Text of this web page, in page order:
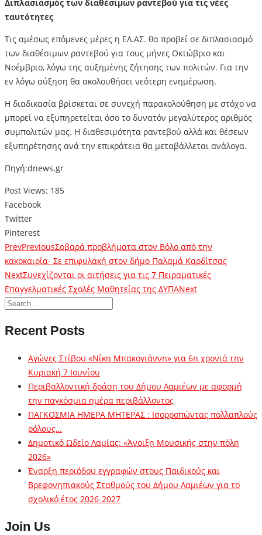
Διπλασιασμός των διαθέσιμων ραντεβού για τις νέες
ταυτότητες
Τις αμέσως επόμενες μέρες η ΕΛ.ΑΣ. θα προβεί σε διπλασιασμό
των διαθέσιμων ραντεβού για τους μήνες Οκτώβριο και
Νοέμβριο, λόγω της αυξημένης ζήτησης των πολιτών. Για την
εν λόγω αύξηση θα ακολουθήσει νεότερη ενημέρωση.
Η διαδικασία βρίσκεται σε συνεχή παρακολούθηση με στόχο να
μπορεί να εξυπηρετείται όσο το δυνατόν μεγαλύτερος αριθμός
συμπολιτών μας. Η διαθεσιμότητα ραντεβού αλλά και θέσεων
εξυπηρέτησης ανά την επικράτεια θα μεταβάλλεται ανάλογα.
Πηγή:dnews.gr
Post Views: 185
Facebook
Twitter
Pinterest
PrevPreviousΣοβαρά προβλήματα στον Βόλο από την
κακοκαιρία- Σε επιφυλακή στον δήμο Παλαμά Καρδίτσας
NextΣυνεχίζονται οι αιτήσεις για τις 7 Πειραματικές
Επαγγελματικές Σχολές Μαθητείας της ΔΥΠΑNext
Recent Posts
Αγώνες Στίβου «Νίκη Μπακογιάννη» για 6η χρονιά την
Κυριακή 7 Ιουνίου
Περιβαλλοντική δράση του Δήμου Λαμιέων με αφορμή
την παγκόσμια ημέρα περιβάλλοντος
ΠΑΓΚΟΣΜΙΑ ΗΜΕΡΑ ΜΗΤΕΡΑΣ : Ισορροπώντας πολλαπλούς
ρόλους…
Δημοτικό Ωδείο Λαμίας: «Άνοιξη Μουσικής στην πόλη
2026»
Έναρξη περιόδου εγγραφών στους Παιδικούς και
Βρεφονηπιακούς Σταθμούς του Δήμου Λαμιέων για το
σχολικό έτος 2026-2027
Join Us